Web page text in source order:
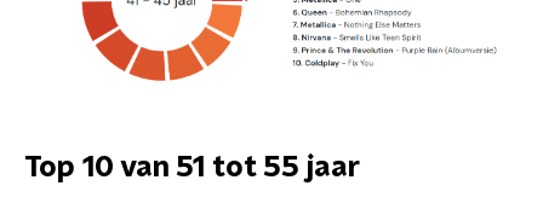
Top 10 van 51 tot 55 jaar